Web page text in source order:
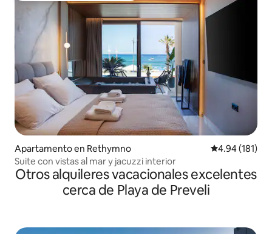
Apartamento en Rethymno Calificación
4.94 (181)
Suite con vistas al mar y jacuzzi interior
Otros alquileres vacacionales excelentes
cerca de Playa de Preveli